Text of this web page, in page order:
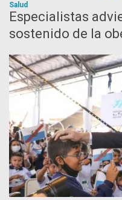
Salud
Especialistas
sostenido de la